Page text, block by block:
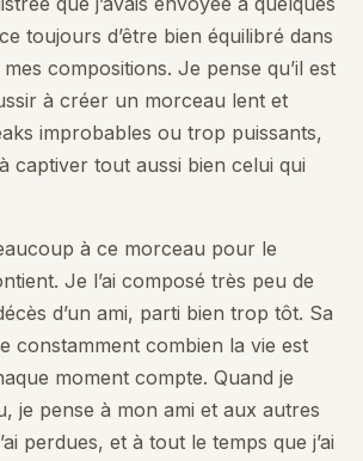
toujours d’être bien équilibré dans
compositions. Je pense qu’il est
à créer un morceau lent et
improbables ou trop puissants,
captiver tout aussi bien celui qui
à ce morceau pour le
Je l’ai composé très peu de
d’un ami, parti bien trop tôt. Sa
constamment combien la vie est
moment compte. Quand je
je pense à mon ami et aux autres
perdues, et à tout le temps que j’ai